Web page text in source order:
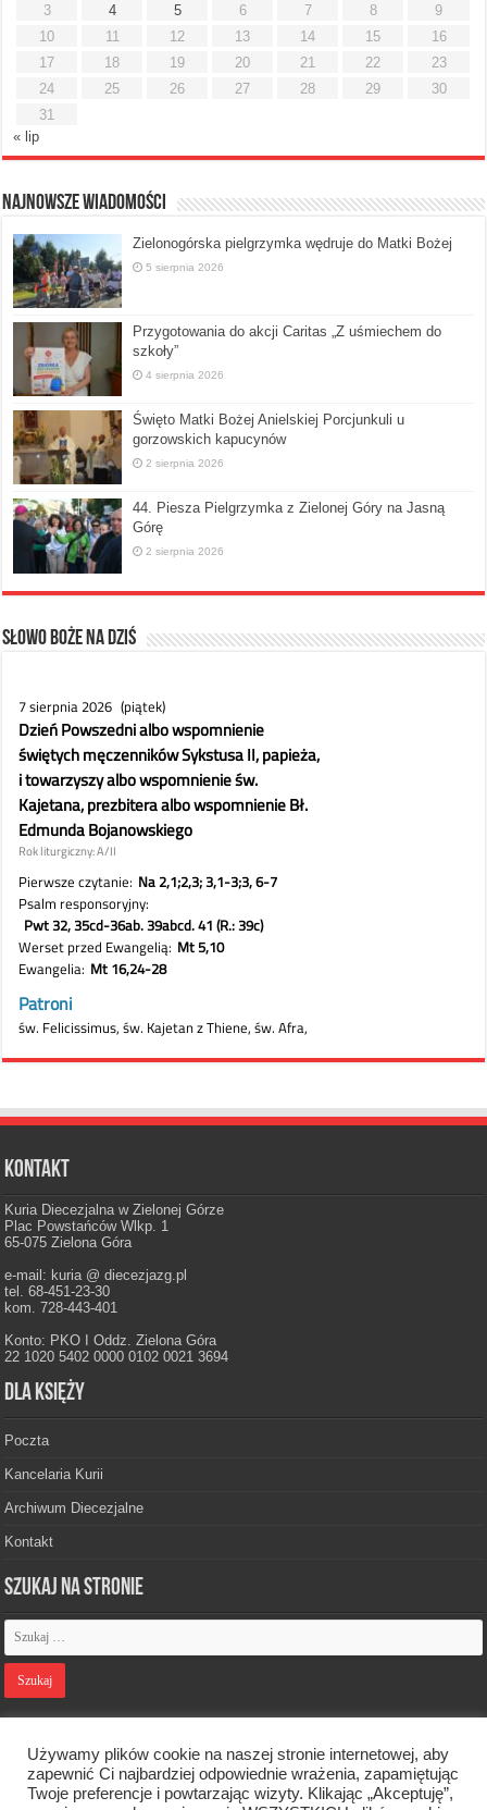
3
4 5 6 7 8
9
10
11 12 13 14 15
16
17
18 19 20 21 22
23
24
25 26 27 28 29
30
31
« lip
Najnowsze Wiadomości
Zielonogórska pielgrzymka wędruje do Matki Bożej
5 sierpnia 2026
Przygotowania do akcji Caritas „Z uśmiechem do
szkoły”
4 sierpnia 2026
Święto Matki Bożej Anielskiej Porcjunkuli u
gorzowskich kapucynów
2 sierpnia 2026
44. Piesza Pielgrzymka z Zielonej Góry na Jasną
Górę
2 sierpnia 2026
Słowo Boże na dziś
Kontakt
Kuria Diecezjalna w Zielonej Górze
Plac Powstańców Wlkp. 1
65-075 Zielona Góra
e-mail: kuria @ diecezjazg.pl
tel. 68-451-23-30
kom. 728-443-401
Konto: PKO I Oddz. Zielona Góra
22 1020 5402 0000 0102 0021 3694
Dla księży
Poczta
Kancelaria Kurii
Archiwum Diecezjalne
Kontakt
Szukaj na stronie
Designed by Webdawid
Używamy plików cookie na naszej stronie internetowej, aby
zapewnić Ci najbardziej odpowiednie wrażenia, zapamiętując
Twoje preferencje i powtarzając wizyty. Klikając „Akceptuję”,